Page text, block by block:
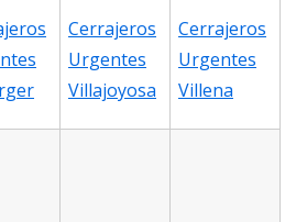
Cerrajeros
Urgentes
Villajoyosa
Cerrajeros
Urgentes
Villena